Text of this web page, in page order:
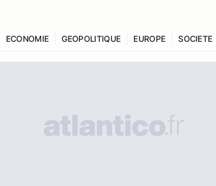
ECONOMIE GEOPOLITIQUE EUROPE SOCIETE